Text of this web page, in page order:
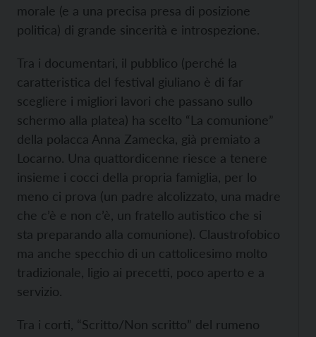
morale (e a una precisa presa di posizione
politica) di grande sincerità e introspezione.
Tra i documentari, il pubblico (perché la
caratteristica del festival giuliano è di far
scegliere i migliori lavori che passano sullo
schermo alla platea) ha scelto “La comunione”
della polacca Anna Zamecka, già premiato a
Locarno. Una quattordicenne riesce a tenere
insieme i cocci della propria famiglia, per lo
meno ci prova (un padre alcolizzato, una madre
che c’è e non c’è, un fratello autistico che si
sta preparando alla comunione). Claustrofobico
ma anche specchio di un cattolicesimo molto
tradizionale, ligio ai precetti, poco aperto e a
servizio.
Tra i corti, “Scritto/Non scritto” del rumeno